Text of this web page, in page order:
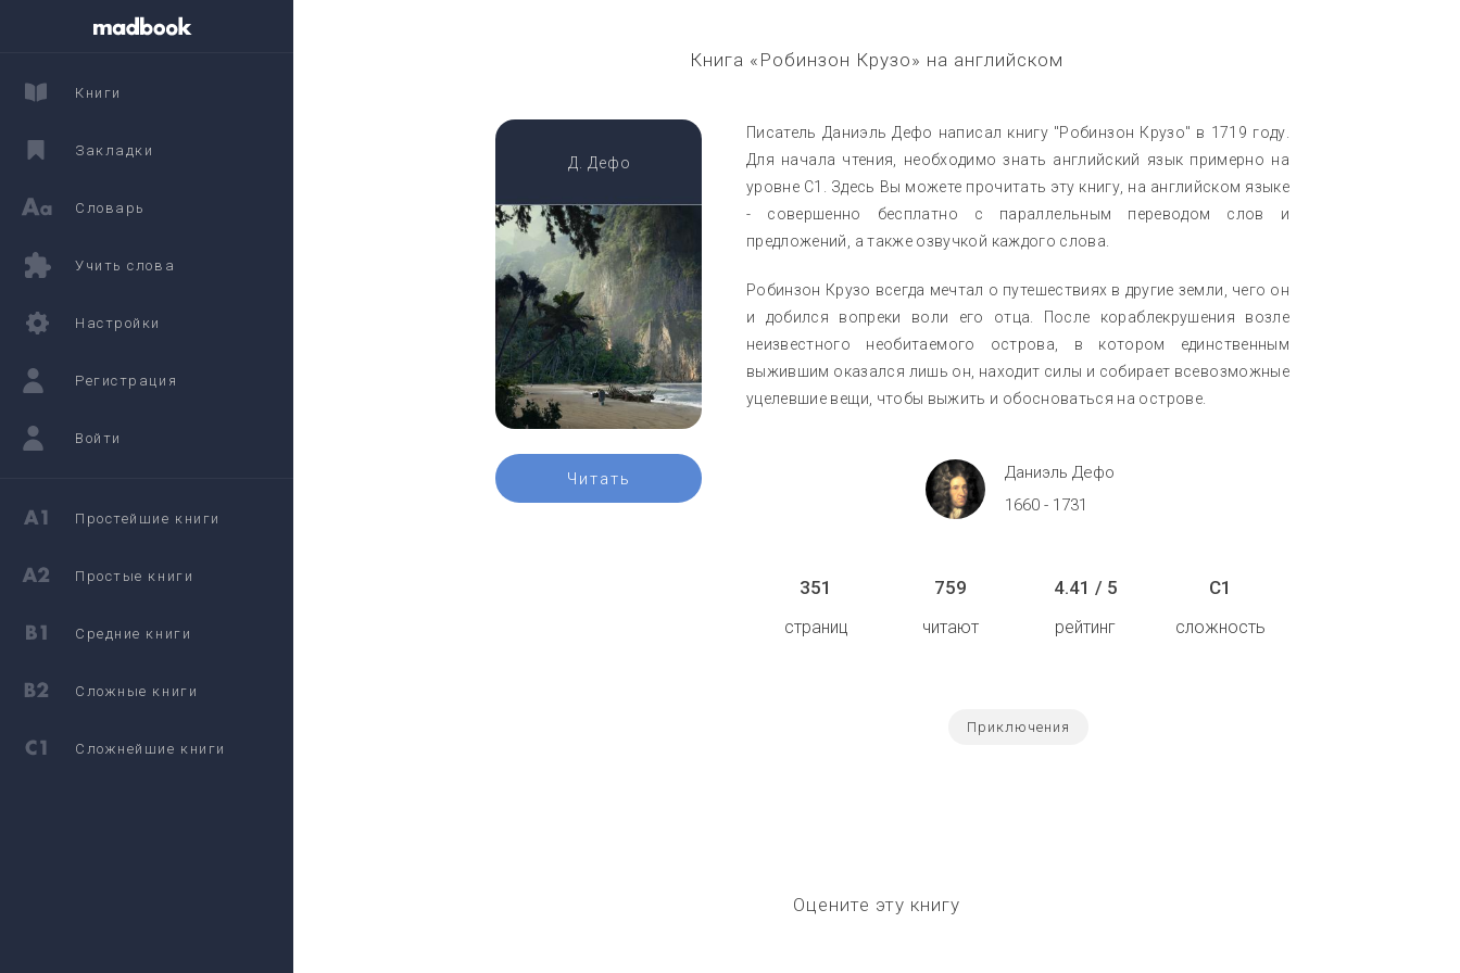
Книга «Робинзон Крузо» на английском
Д. Дефо
Читать
Писатель Даниэль Дефо написал книгу "Робинзон Крузо" в 1719 году.
Для начала чтения, необходимо знать английский язык примерно на
уровне C1. Здесь Вы можете прочитать эту книгу, на английском языке
- совершенно бесплатно с параллельным переводом слов и
предложений, а также озвучкой каждого слова.
Робинзон Крузо всегда мечтал о путешествиях в другие земли, чего он
и добился вопреки воли его отца. После кораблекрушения возле
неизвестного необитаемого острова, в котором единственным
выжившим оказался лишь он, находит силы и собирает всевозможные
уцелевшие вещи, чтобы выжить и обосноваться на острове.
Даниэль Дефо
1660 - 1731
351
страниц
759
читают
4.41 / 5
рейтинг
C1
сложность
Приключения
Оцените эту книгу
Книги
Закладки
Словарь
Учить слова
Настройки
Регистрация
Войти
Простейшие книги
Простые книги
Средние книги
Сложные книги
Сложнейшие книги